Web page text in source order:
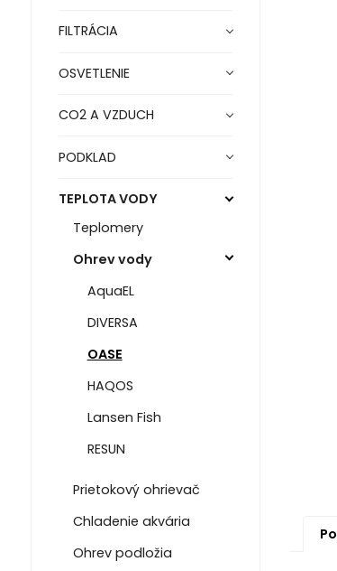
FILTRÁCIA
OSVETLENIE
CO2 A VZDUCH
PODKLAD
TEPLOTA VODY
Teplomery
Ohrev vody
AquaEL
DIVERSA
OASE
HAQOS
Lansen Fish
RESUN
Prietokový ohrievač
Chladenie akvária
Ohrev podložia